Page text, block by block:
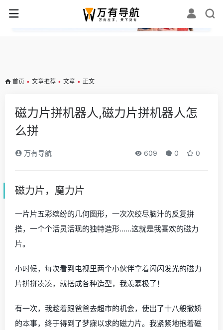
✕
首页 • 文章推荐 • 文章 • 正文
磁力片拼机器人,磁力片拼机器人怎
么拼
万有导航 609 0 0
磁力片，魔力片
一片片五彩缤纷的几何图形，一次次绞尽脑汁的反复拼
搭，一个个活灵活现的独特造形……这就是我喜欢的磁力
片。
小时候，每次看到电视里两个小伙伴拿着闪闪发光的磁力
片拼拼凑凑，就搭成各种造型，我羡慕极了！
有一次，我趁着跟爸爸去超市的机会，使出了十八般撒娇
的本事，终于得到了梦寐以求的磁力片。我紧紧地抱着磁